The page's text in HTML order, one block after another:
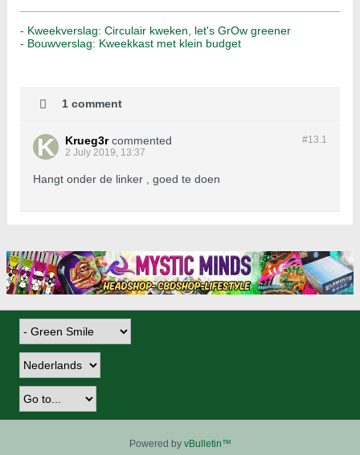
- Kweekverslag: Circulair kweken, let's GrOw greener
- Bouwverslag: Kweekkast met klein budget
1 comment
#13.1
Krueg3r commented
2 July 2019, 13:37
Hangt onder de linker , goed te doen
Powered by vBulletin™